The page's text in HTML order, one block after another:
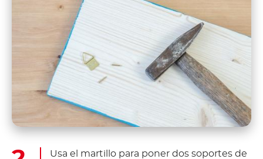
Usa el martillo para poner dos soportes de